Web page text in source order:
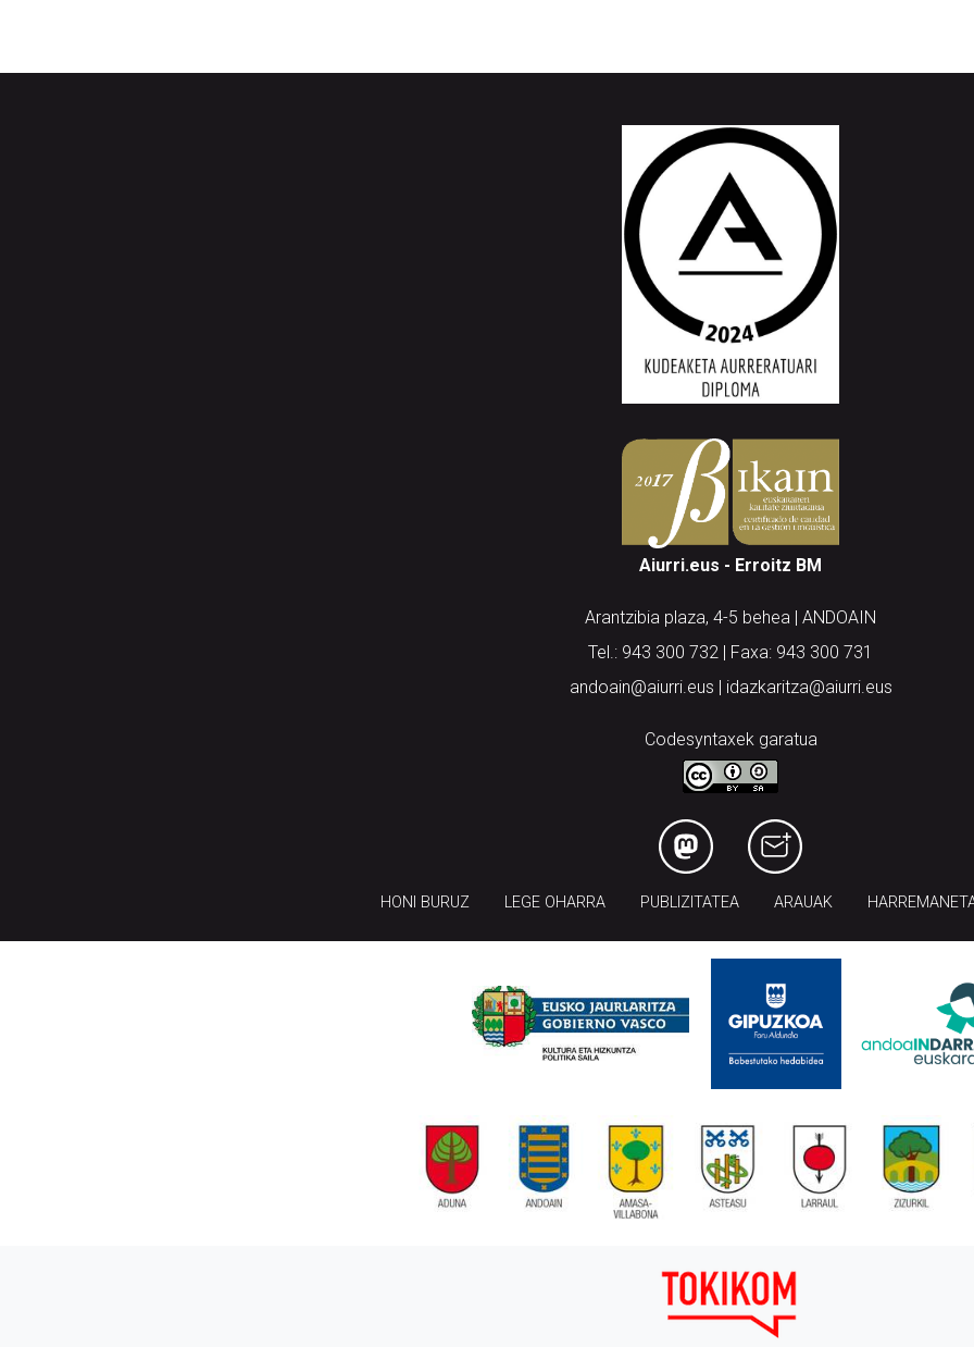
Aiurri.eus - Erroitz BM
Arantzibia plaza, 4-5 behea | ANDOAIN
Tel.: 943 300 732 | Faxa: 943 300 731
andoain@aiurri.eus | idazkaritza@aiurri.eus
Codesyntaxek garatua
HONI BURUZ LEGE OHARRA PUBLIZITATEA ARAUAK